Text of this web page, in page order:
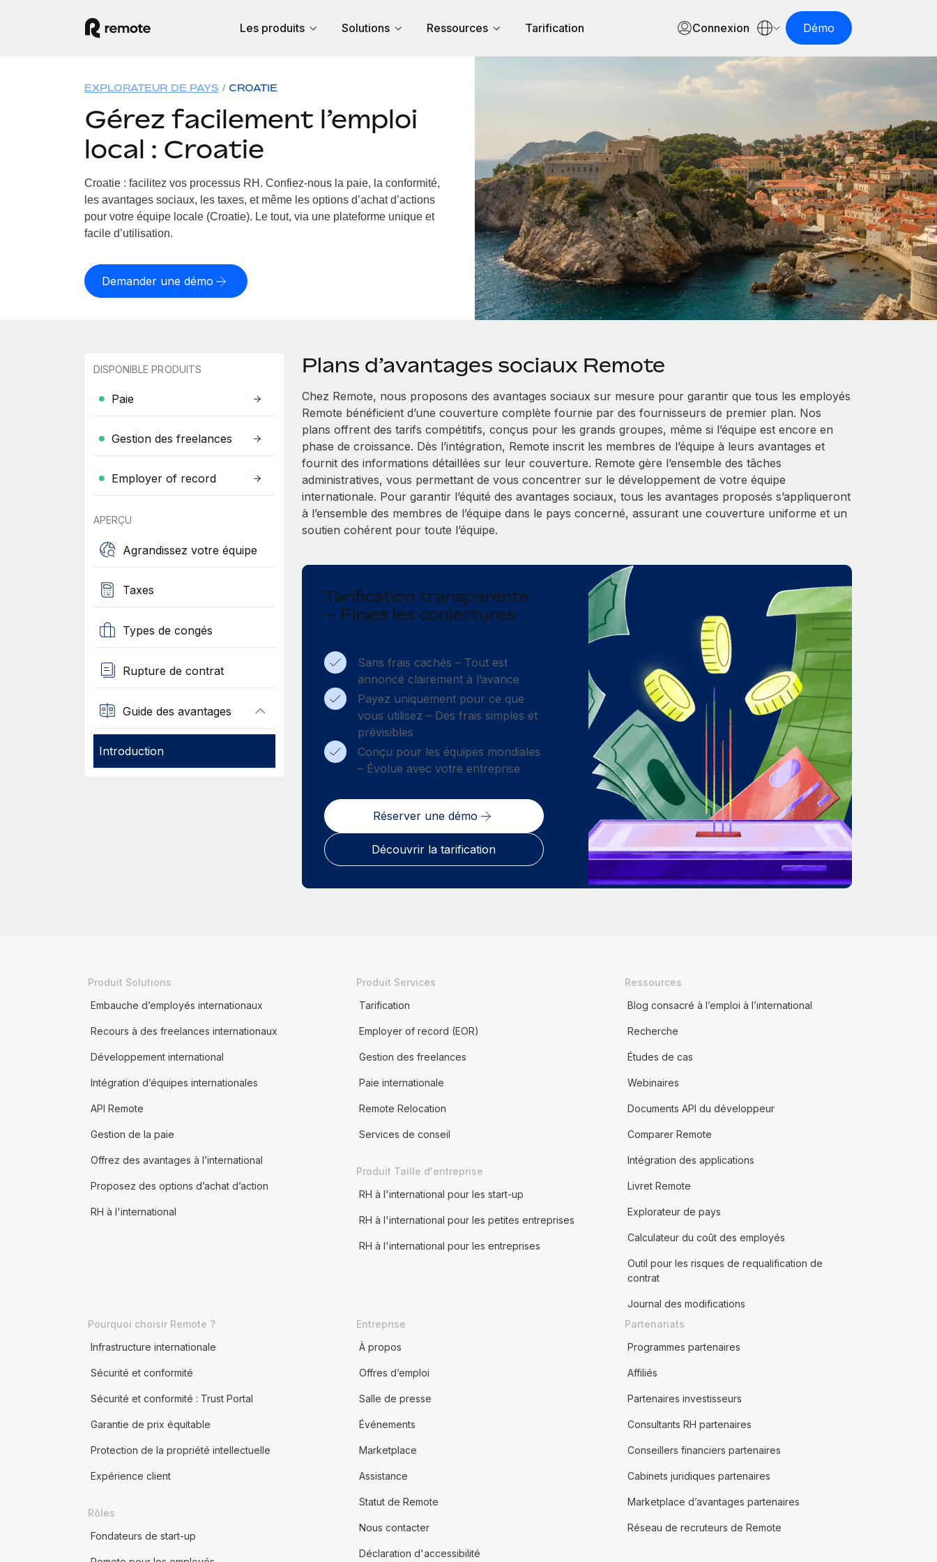
Les produits Solutions Ressources Tarification Connexion Démo
EXPLORATEUR DE PAYS CROATIE
Gérez facilement l’emploi
local : Croatie
Croatie : facilitez vos processus RH. Confiez-nous la paie, la conformité,
les avantages sociaux, les taxes, et même les options d’achat d’actions
pour votre équipe locale (Croatie). Le tout, via une plateforme unique et
facile d’utilisation.
Demander une démo
DISPONIBLE PRODUITS
Paie
Gestion des freelances
Employer of record
APERÇU
Agrandissez votre équipe
Taxes
Types de congés
Rupture de contrat
Guide des avantages
Introduction
Plans d’avantages sociaux Remote
Chez Remote, nous proposons des avantages sociaux sur mesure pour garantir que tous les employés
Remote bénéficient d’une couverture complète fournie par des fournisseurs de premier plan. Nos
plans offrent des tarifs compétitifs, conçus pour les grands groupes, même si l’équipe est encore en
phase de croissance. Dès l’intégration, Remote inscrit les membres de l’équipe à leurs avantages et
fournit des informations détaillées sur leur couverture. Remote gère l’ensemble des tâches
administratives, vous permettant de vous concentrer sur le développement de votre équipe
internationale. Pour garantir l’équité des avantages sociaux, tous les avantages proposés s’appliqueront
à l’ensemble des membres de l’équipe dans le pays concerné, assurant une couverture uniforme et un
soutien cohérent pour toute l’équipe.
Tarification transparente
– Finies les conjectures
Sans frais cachés – Tout est
annoncé clairement à l’avance
Payez uniquement pour ce que
vous utilisez – Des frais simples et
prévisibles
Conçu pour les équipes mondiales
– Évolue avec votre entreprise
Réserver une démo
Découvrir la tarification
Produit Solutions
Embauche d’employés internationaux
Recours à des freelances internationaux
Développement international
Intégration d’équipes internationales
API Remote
Gestion de la paie
Offrez des avantages à l’international
Proposez des options d’achat d’action
RH à l'international
Produit Services
Tarification
Employer of record (EOR)
Gestion des freelances
Paie internationale
Remote Relocation
Services de conseil
Produit Taille d'entreprise
RH à l'international pour les start-up
RH à l'international pour les petites entreprises
RH à l'international pour les entreprises
Ressources
Blog consacré à l’emploi à l’international
Recherche
Études de cas
Webinaires
Documents API du développeur
Comparer Remote
Intégration des applications
Livret Remote
Explorateur de pays
Calculateur du coût des employés
Outil pour les risques de requalification de
contrat
Journal des modifications
Pourquoi choisir Remote ?
Infrastructure internationale
Sécurité et conformité
Sécurité et conformité : Trust Portal
Garantie de prix équitable
Protection de la propriété intellectuelle
Expérience client
Rôles
Fondateurs de start-up
Entreprise
À propos
Offres d’emploi
Salle de presse
Événements
Marketplace
Assistance
Statut de Remote
Nous contacter
Déclaration d'accessibilité
Partenariats
Programmes partenaires
Affiliés
Partenaires investisseurs
Consultants RH partenaires
Conseillers financiers partenaires
Cabinets juridiques partenaires
Marketplace d’avantages partenaires
Réseau de recruteurs de Remote